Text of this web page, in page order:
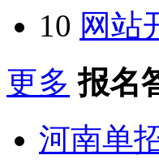
10 网站
更多 报名
河南单